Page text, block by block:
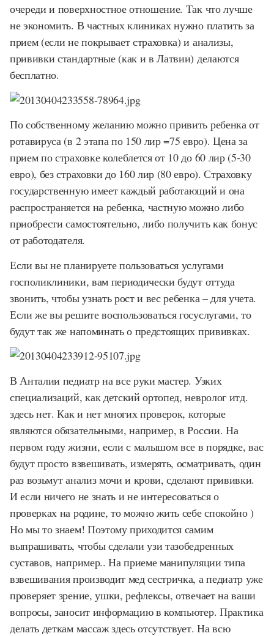
очереди и поверхностное отношение. Так что лучше
не экономить. В частных клиниках нужно платить за
прием (если не покрывает страховка) и анализы,
прививки стандартные (как и в Латвии) делаются
бесплатно.
По собственному желанию можно привить ребенка от
ротавируса (в 2 этапа по 150 лир =75 евро). Цена за
прием по страховке колеблется от 10 до 60 лир (5-30
евро), без страховки до 160 лир (80 евро). Страховку
государственную имеет каждый работающий и она
распространяется на ребенка, частную можно либо
приобрести самостоятельно, либо получить как бонус
от работодателя.
Если вы не планируете пользоваться услугами
госполиклиники, вам периодически будут оттуда
звонить, чтобы узнать рост и вес ребенка – для учета.
Если же вы решите воспользоваться госуслугами, то
будут так же напоминать о предстоящих прививках.
В Анталии педиатр на все руки мастер. Узких
специализаций, как детский ортопед, невролог итд.
здесь нет. Как и нет многих проверок, которые
являются обязательными, например, в России. На
первом году жизни, если с малышом все в порядке, вас
будут просто взвешивать, измерять, осматривать, один
раз возьмут анализ мочи и крови, сделают прививки.
И если ничего не знать и не интересоваться о
проверках на родине, то можно жить себе спокойно )
Но мы то знаем! Поэтому приходится самим
выпрашивать, чтобы сделали узи тазобедренных
суставов, например.. На приеме манипуляции типа
взвешивания производит мед сестричка, а педиатр уже
проверяет зрение, ушки, рефлексы, отвечает на ваши
вопросы, заносит информацию в компьютер. Практика
делать деткам массаж здесь отсутствует. На всю